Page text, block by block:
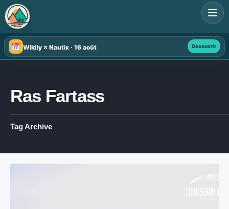
Wildly × Nautix · 16 août Découvrir
Ras Fartass
Tag Archive
Search
for: